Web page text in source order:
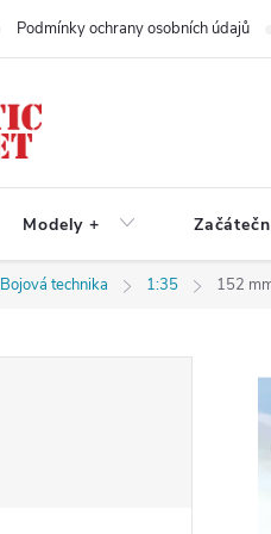
Podmínky ochrany osobních údajů
Modely +
Bojová technika 1:35 152